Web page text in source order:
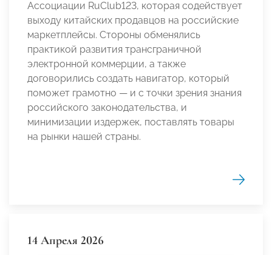
Ассоциации RuClub123, которая содействует
выходу китайских продавцов на российские
маркетплейсы. Стороны обменялись
практикой развития трансграничной
электронной коммерции, а также
договорились создать навигатор, который
поможет грамотно — и с точки зрения знания
российского законодательства, и
минимизации издержек, поставлять товары
на рынки нашей страны.
14 Апреля 2026